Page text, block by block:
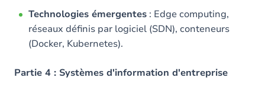
Technologies émergentes : Edge computing,
réseaux définis par logiciel (SDN), conteneurs
(Docker, Kubernetes).
Partie 4 : Systèmes d'information d'entreprise